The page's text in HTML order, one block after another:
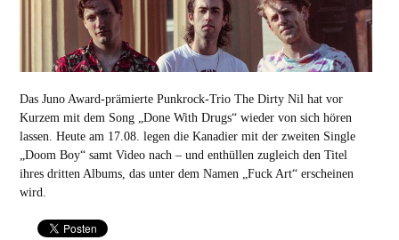
Das Juno Award-prämierte Punkrock-Trio The Dirty Nil hat vor
Kurzem mit dem Song „Done With Drugs“ wieder von sich hören
lassen. Heute am 17.08. legen die Kanadier mit der zweiten Single
„Doom Boy“ samt Video nach – und enthüllen zugleich den Titel
ihres dritten Albums, das unter dem Namen „Fuck Art“ erscheinen
wird.